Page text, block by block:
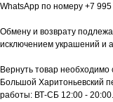
WhatsApp по номеру +7
Обмену и возврату
исключением украшений и
Вернуть товар необходимо
Большой Харитоньевский
работы: ВТ-СБ 12:00 -